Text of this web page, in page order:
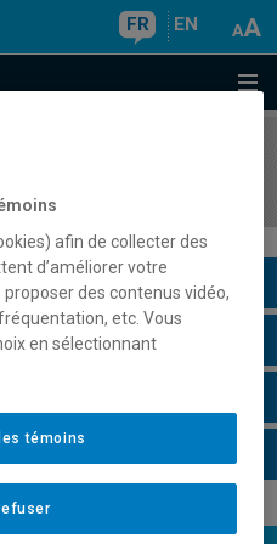
FR EN
afin de collecter des
d’améliorer votre
des contenus vidéo,
etc. Vous
en sélectionnant
témoins